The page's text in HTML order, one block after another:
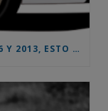
SI COMPRASTE TU COCHE ENTRE 2006 Y 2013, ESTO TE INTERESA – AHORA PUEDES RECLAMAR UNA INDEMNIZACION EN TORNO AL 10% DEL PRECIO DE COMPRA DEL VEHICULO